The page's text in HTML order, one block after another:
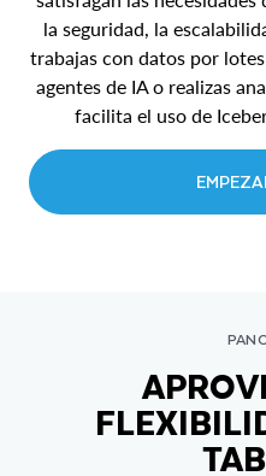
la seguridad, la
trabajas con datos por
agentes de IA o realizas
facilita el uso de